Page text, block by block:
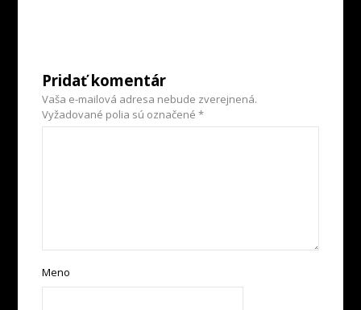
Pridať komentár
Vaša e-mailová adresa nebude zverejnená.
Vyžadované polia sú označené*
Meno